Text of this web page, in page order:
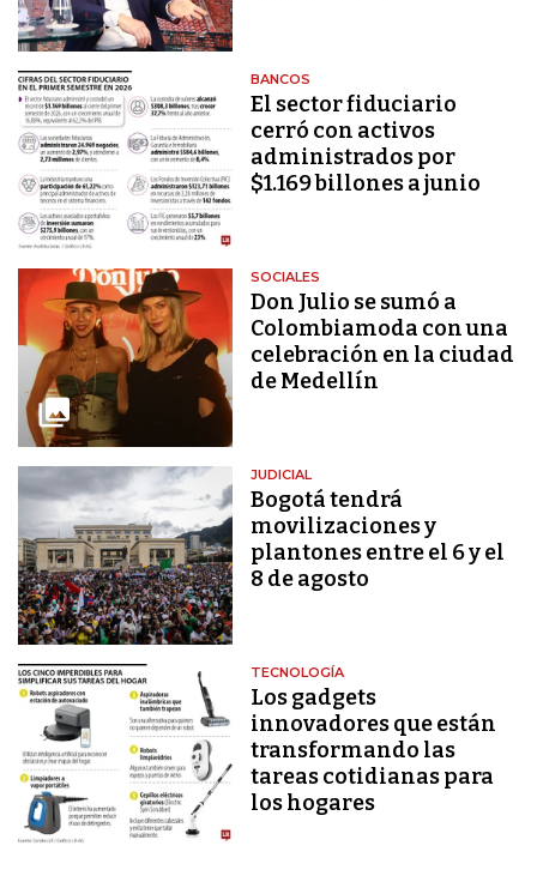
BANCOS
El sector fiduciario
cerró con activos
administrados por
$1.169 billones a junio
SOCIALES
Don Julio se sumó a
Colombiamoda con una
celebración en la ciudad
de Medellín
JUDICIAL
Bogotá tendrá
movilizaciones y
plantones entre el 6 y el
8 de agosto
TECNOLOGÍA
Los gadgets
innovadores que están
transformando las
tareas cotidianas para
los hogares